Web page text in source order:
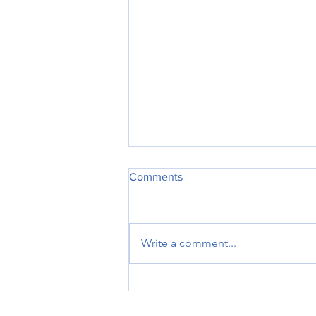
Comments
Write a comment...